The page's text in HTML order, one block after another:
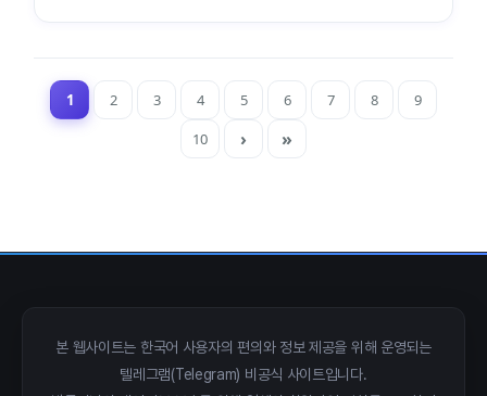
1 2 3 4 5 6 7 8
9
10
본 웹사이트는 한국어 사용자의 편의와 정보 제공을 위해 운영되는
텔레그램(Telegram) 비공식 사이트입니다.
지갑·미니앱